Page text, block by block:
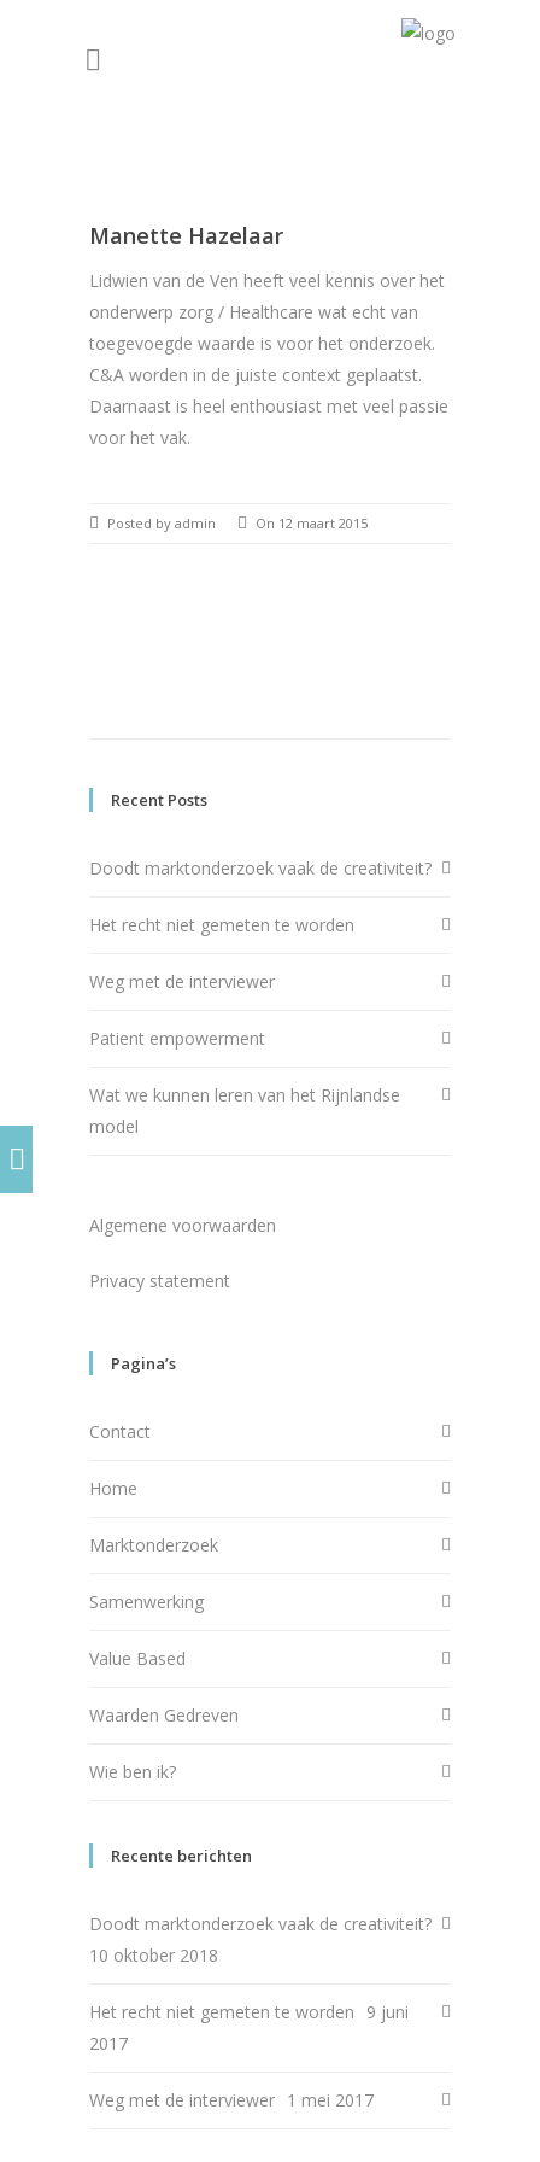
Manette Hazelaar
Lidwien van de Ven heeft veel kennis over het
onderwerp zorg / Healthcare wat echt van
toegevoegde waarde is voor het onderzoek.
C&A worden in de juiste context geplaatst.
Daarnaast is heel enthousiast met veel passie
voor het vak.
Posted by admin On 12 maart 2015
Recent Posts
Doodt marktonderzoek vaak de creativiteit?
Het recht niet gemeten te worden
Weg met de interviewer
Patient empowerment
Wat we kunnen leren van het Rijnlandse
model
Algemene voorwaarden
Privacy statement
Pagina’s
Contact
Home
Marktonderzoek
Samenwerking
Value Based
Waarden Gedreven
Wie ben ik?
Recente berichten
Doodt marktonderzoek vaak de creativiteit?
10 oktober 2018
Het recht niet gemeten te worden
9 juni
2017
Weg met de interviewer 1 mei 2017